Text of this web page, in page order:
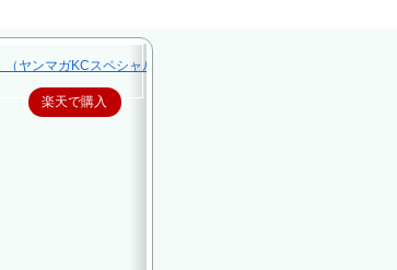
ヤンマガKCスペシャル） [ 大瀬戸 陸 ]
楽天で購入